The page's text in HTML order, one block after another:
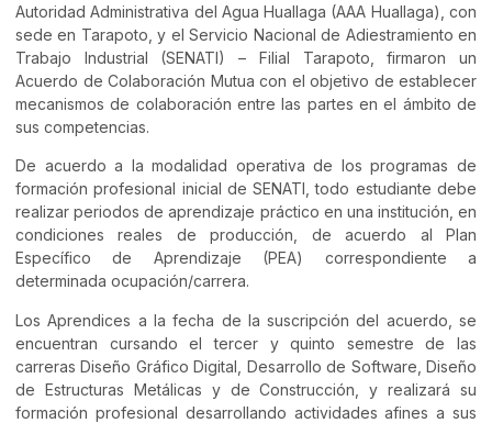
Autoridad Administrativa del Agua Huallaga (AAA Huallaga), con
sede en Tarapoto, y el Servicio Nacional de Adiestramiento en
Trabajo Industrial (SENATI) – Filial Tarapoto, firmaron un
Acuerdo de Colaboración Mutua con el objetivo de establecer
mecanismos de colaboración entre las partes en el ámbito de
sus competencias.
De acuerdo a la modalidad operativa de los programas de
formación profesional inicial de SENATI, todo estudiante debe
realizar periodos de aprendizaje práctico en una institución, en
condiciones reales de producción, de acuerdo al Plan
Específico de Aprendizaje (PEA) correspondiente a
determinada ocupación/carrera.
Los Aprendices a la fecha de la suscripción del acuerdo, se
encuentran cursando el tercer y quinto semestre de las
carreras Diseño Gráfico Digital, Desarrollo de Software, Diseño
de Estructuras Metálicas y de Construcción, y realizará su
formación profesional desarrollando actividades afines a sus